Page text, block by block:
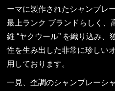
ーマに製作されたシャンブレ
最上ランク ブランドらしく、
維 “ヤクウール” を織り込み、
性を生み出した非常に珍しい
用しております。
一見、杢調のシャンブレーシ